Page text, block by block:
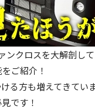
クロスを大解剖して
ご紹介！
る方も増えてきてい
です！